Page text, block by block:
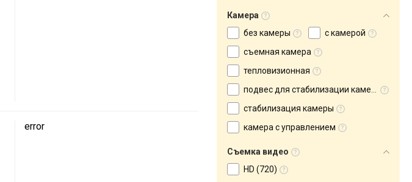
error
Камера
без камеры
с камерой
съемная камера
тепловизионная
подвес для стабилизации камеры
cтабилизация камеры
камера с управлением
Съемка видео
HD (720)